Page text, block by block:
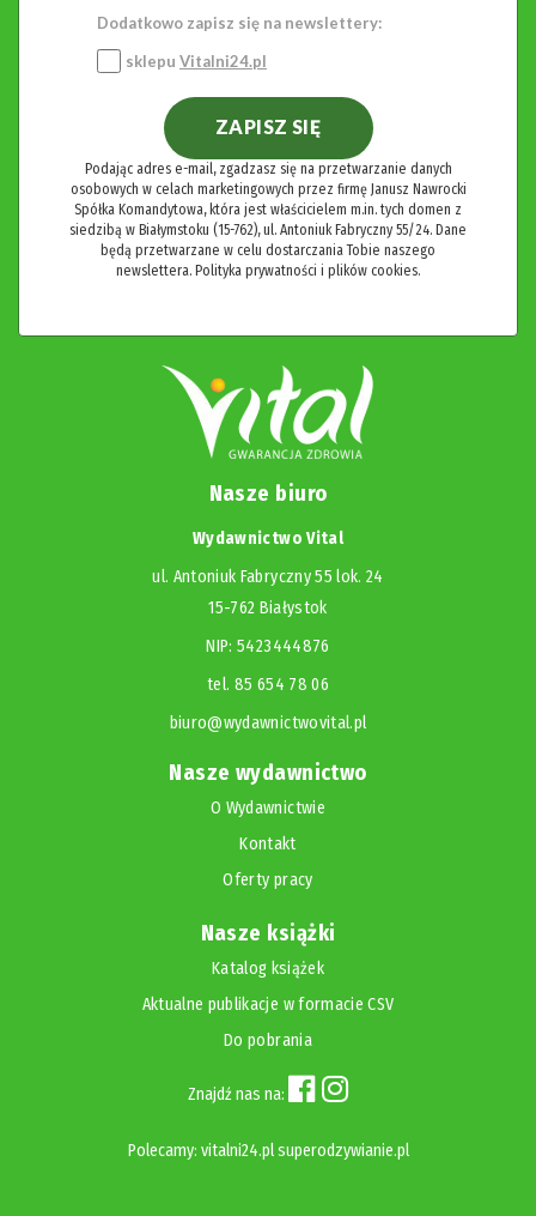
Dodatkowo zapisz się na newslettery:
sklepu Vitalni24.pl
ZAPISZ SIĘ
Podając adres e-mail, zgadzasz się na przetwarzanie danych
osobowych w celach marketingowych przez firmę Janusz Nawrocki
Spółka Komandytowa, która jest właścicielem m.in. tych domen z
siedzibą w Białymstoku (15-762), ul. Antoniuk Fabryczny 55/24. Dane
będą przetwarzane w celu dostarczania Tobie naszego
newslettera. Polityka prywatności i plików cookies.
Nasze biuro
Wydawnictwo Vital
ul. Antoniuk Fabryczny 55 lok. 24
15-762 Białystok
NIP: 5423444876
tel. 85 654 78 06
biuro@wydawnictwovital.pl
Nasze wydawnictwo
O Wydawnictwie
Kontakt
Oferty pracy
Nasze książki
Katalog książek
Aktualne publikacje w formacie CSV
Do pobrania
Znajdź nas na:
Polecamy: vitalni24.pl superodzywianie.pl